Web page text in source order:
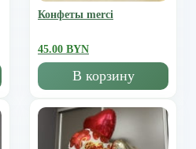
Конфеты merci
45.00 BYN
В корзину